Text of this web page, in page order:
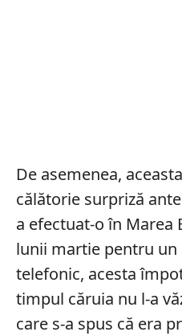
De asemenea,
călătorie surpriză
a efectuat-o în Marea
lunii martie pentru un
telefonic, acesta
timpul căruia nu l-a
care s-a spus că era